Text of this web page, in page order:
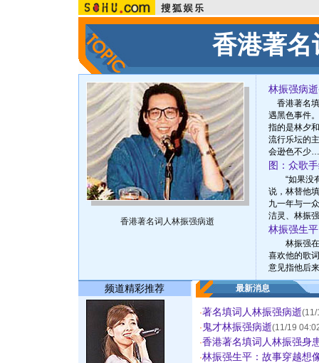
香港著
香港著名词人林振强病逝
林振强病
香港著名
遇黑色事件
指的是林夕
流行乐坛的
会逊色不少
图：众歌
“如果没有
说，林替他
九一年与一
洁灵、林振
林振强生
林振强在
喜欢他的歌
意见指他后
频道精彩推荐 最新消息
·著名填词人林振强病逝(11/
· 鬼才林振强病逝(11/19
·香港著名填词人林振强身
·林振强生平：故事穿越想